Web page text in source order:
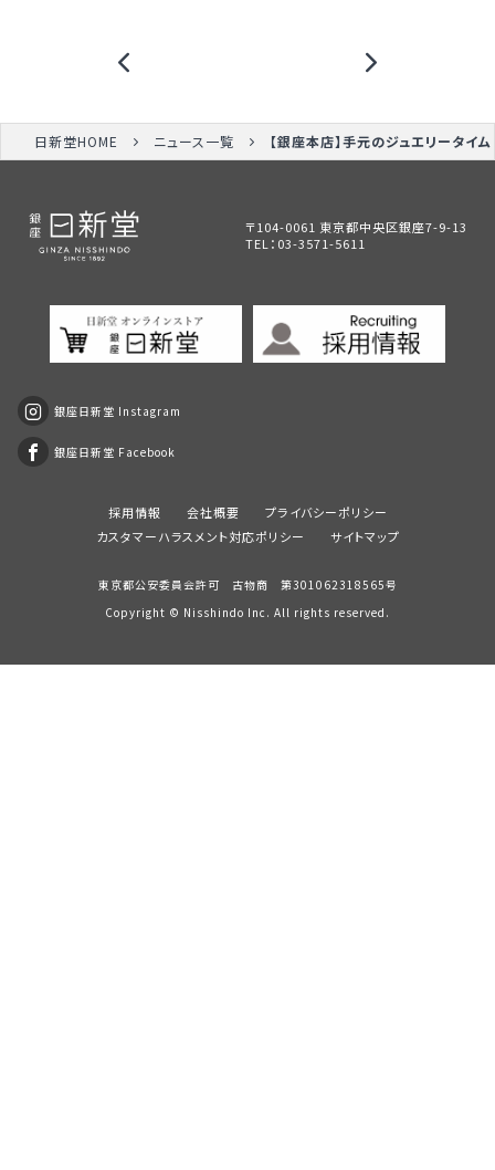
日新堂HOME ニュース一覧 【銀座本店】手元のジュエリータイム
〒104-0061 東京都中央区銀座7-9-13
TEL： 03-3571-5611
銀座日新堂 Instagram
銀座日新堂 Facebook
採用情報 会社概要
プライバシーポリシー
カスタマーハラスメント対応ポリシー
サイトマップ
東京都公安委員会許可 古物商 第301062318565号
Copyright © Nisshindo Inc. All rights reserved.